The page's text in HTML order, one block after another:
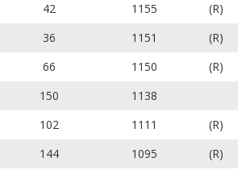
42 1155
(R)
36 1151
(R)
66 1150
(R)
150
1138
102 1111
(R)
144 1095
(R)